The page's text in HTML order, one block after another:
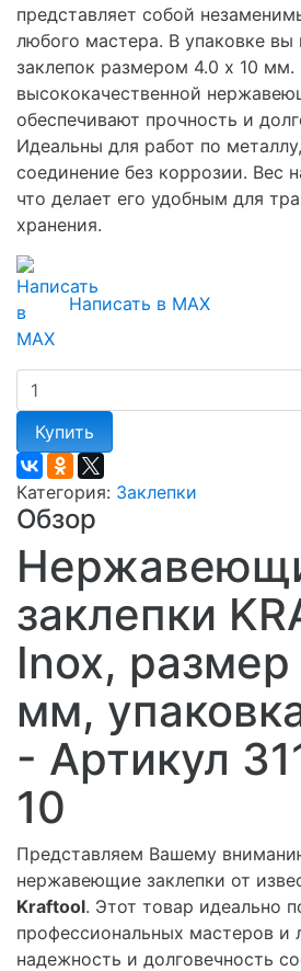
представляет собой
любого мастера. В упаковке вы
заклепок размером 4.0 x 10 мм.
высококачественной
обеспечивают прочность и
Идеальны для работ по
соединение без коррозии. Вес
что делает его удобным для
хранения.
Написать в MAX
Купить
Категория: Заклепки
Обзор
заклепки
Inox, размер
мм,
- Артикул
10
Представляем Вашему
нержавеющие заклепки от
Kraftool. Этот товар идеально
профессиональных мастеров и
надежность и долговечность